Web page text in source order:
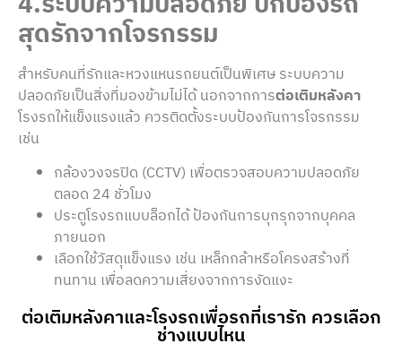
สุดรักจากโจรกรรม
สำหรับคนที่รักและหวงแหนรถยนต์เป็นพิเศษ ระบบความ
ปลอดภัยเป็นสิ่งที่มองข้ามไม่ได้ นอกจากการต่อเติมหลังคา
โรงรถให้แข็งแรงแล้ว ควรติดตั้งระบบป้องกันการโจรกรรม
เช่น
กล้องวงจรปิด (CCTV) เพื่อตรวจสอบความปลอดภัย
ตลอด 24 ชั่วโมง
ประตูโรงรถแบบล็อกได้ ป้องกันการบุกรุกจากบุคคล
ภายนอก
เลือกใช้วัสดุแข็งแรง เช่น เหล็กกล้าหรือโครงสร้างที่
ทนทาน เพื่อลดความเสี่ยงจากการงัดแงะ
ต่อเติมหลังคาและโรงรถเพื่อรถที่เรารัก ควรเลือก
ช่างแบบไหน